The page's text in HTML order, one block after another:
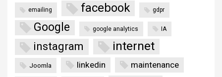
emailing facebook gdpr
Google google analytics IA
instagram internet
Joomla linkedin maintenance